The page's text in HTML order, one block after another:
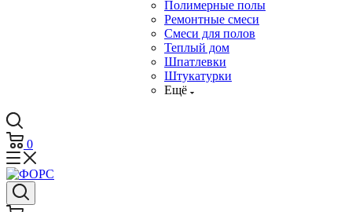
Полимерные полы
Ремонтные смеси
Смеси для полов
Теплый дом
Шпатлевки
Штукатурки
Ещё
0